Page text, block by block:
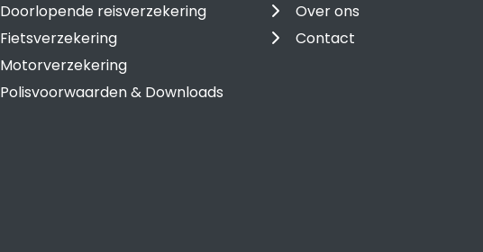
Doorlopende reisverzekering
Fietsverzekering
Motorverzekering
Polisvoorwaarden & Downloads
Over ons
Contact